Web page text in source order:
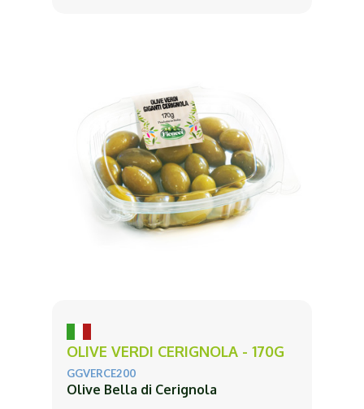
OLIVE VERDI CERIGNOLA - 170G
GGVERCE200
Olive Bella di Cerignola